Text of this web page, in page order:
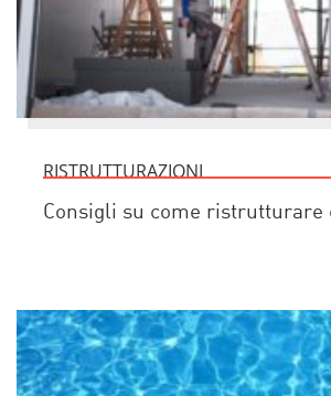
RISTRUTTURAZIONI
Consigli su come ristrutturare